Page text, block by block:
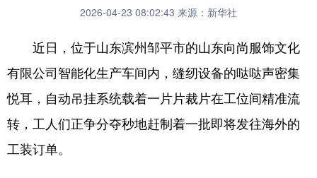
全球连线
科技 科普 体育 文化
健康 军事 访谈 视频
食品
2026-04-23 08:02:43 来源：新华社
近日，位于山东滨州邹平市的山东向尚服饰文化
有限公司智能化生产车间内，缝纫设备的哒哒声密集
悦耳，自动吊挂系统载着一片片裁片在工位间精准流
转，工人们正争分夺秒地赶制着一批即将发往海外的
工装订单。